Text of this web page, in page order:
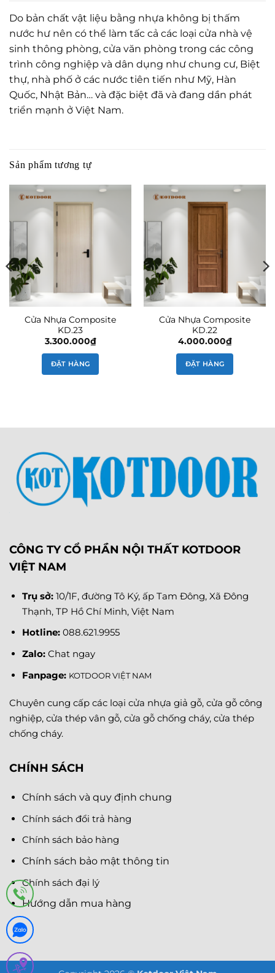
Do bản chất vật liệu bằng nhựa không bị thấm
nước hư nên có thể làm tấc cả các loại cửa nhà vệ
sinh thông phòng, cửa văn phòng trong các công
trình công nghiệp và dân dụng như chung cư, Biệt
thự, nhà phố ở các nước tiên tiến như Mỹ, Hàn
Quốc, Nhật Bản… và đặc biệt đã và đang dần phát
triển mạnh ở Việt Nam.
Sản phẩm tương tự
Cửa Nhựa Composite
KD.23
3.300.000₫
ĐẶT HÀNG
Cửa Nhựa Composite
KD.22
4.000.000₫
ĐẶT HÀNG
CÔNG TY CỔ PHẦN NỘI THẤT KOTDOOR
VIỆT NAM
Trụ sở: 10/1F, đường Tô Ký, ấp Tam Đông, Xã Đông
Thạnh, TP Hồ Chí Minh, Việt Nam
Hotline: 088.621.9955
Zalo: Chat ngay
Fanpage: KOTDOOR VIỆT NAM
Chuyên cung cấp các loại cửa nhựa giả gỗ, cửa gỗ công
nghiệp, cửa thép vân gỗ, cửa gỗ chống cháy, cửa thép
chống cháy.
CHÍNH SÁCH
Chính sách và quy định chung
Chính sách đổi trả hàng
Chính sách bảo hàng
Chính sách bảo mật thông tin
Chính sách đại lý
Hướng dẫn mua hàng